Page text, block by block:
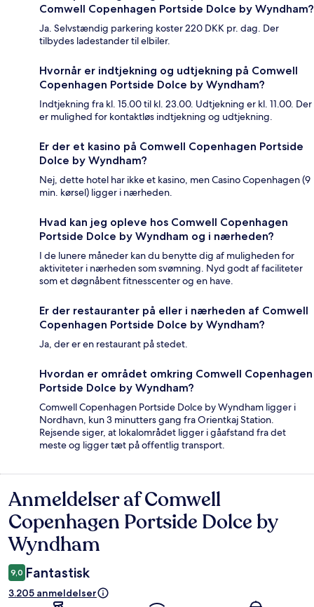
Comwell Copenhagen Portside Dolce by Wyndham?
Ja. Selvstændig parkering koster 220 DKK pr. dag. Der
tilbydes ladestander til elbiler.
Hvornår er indtjekning og udtjekning på Comwell
Copenhagen Portside Dolce by Wyndham?
Indtjekning fra kl. 15.00 til kl. 23.00. Udtjekning er kl. 11.00. Der
er mulighed for kontaktløs indtjekning og udtjekning.
Er der et kasino på Comwell Copenhagen Portside
Dolce by Wyndham?
Nej, dette hotel har ikke et kasino, men Casino Copenhagen (9
min. kørsel) ligger i nærheden.
Hvad kan jeg opleve hos Comwell Copenhagen
Portside Dolce by Wyndham og i nærheden?
I de lunere måneder kan du benytte dig af muligheden for
aktiviteter i nærheden som svømning. Nyd godt af faciliteter
som et døgnåbent fitnesscenter og en have.
Er der restauranter på eller i nærheden af Comwell
Copenhagen Portside Dolce by Wyndham?
Ja, der er en restaurant på stedet.
Hvordan er området omkring Comwell Copenhagen
Portside Dolce by Wyndham?
Comwell Copenhagen Portside Dolce by Wyndham ligger i
Nordhavn, kun 3 minutters gang fra Orientkaj Station.
Rejsende siger, at lokalområdet ligger i gåafstand fra det
meste og ligger tæt på offentlig transport.
Anmeldelser
Anmeldelser af Comwell
Copenhagen Portside Dolce by
Wyndham
9,0 Fantastisk
3.205 anmeldelser